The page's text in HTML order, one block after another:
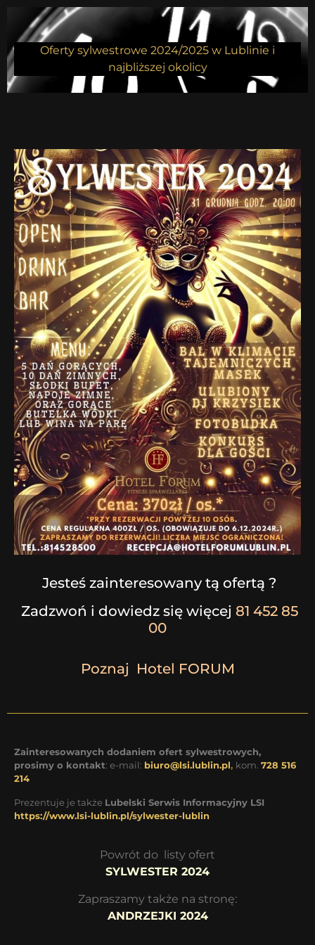
Oferty sylwestrowe 2024/2025 w Lublinie i
najbliższej okolicy
Jesteś zainteresowany tą ofertą ?
Zadzwoń i dowiedz się więcej 81 452 85
00
Poznaj Hotel FORUM
Zainteresowanych dodaniem ofert sylwestrowych,
prosimy o kontakt: e-mail: biuro@lsi.lublin.pl, kom. 728 516
214
Prezentuje je także Lubelski Serwis Informacyjny LSI
https://www.lsi-lublin.pl/sylwester-lublin
Powrót do listy ofert
SYLWESTER 2024
Zapraszamy także na stronę:
ANDRZEJKI 2024